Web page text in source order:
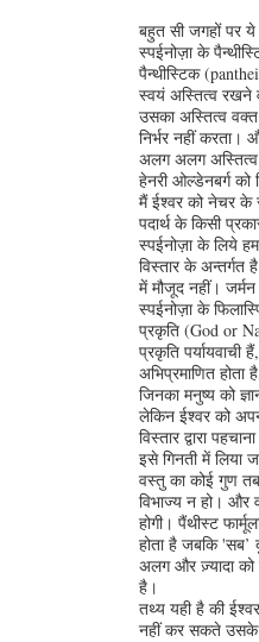
बहुत सी जगहों पर
स्पईनोज़ा के
पैन्थीस्टिक
स्वयं अस्तित्व रखने
उसका अस्तित्व
निर्भर नहीं करता।
अलग अलग अस्तित्व
हेनरी ओल्डेनबर्ग
मैं ईश्वर को नेचर के
पदार्थ के किसी
स्पईनोज़ा के लिये
विस्तार के अन्तर्गत
में मौजूद नहीं।
स्पईनोज़ा के
प्रकृति (God or
प्रकृति पर्यायवाची
अभिप्रमाणित
जिनका मनुष्य को
लेकिन ईश्वर को
विस्तार द्वारा
इसे गिनती में लिया
वस्तु का कोई गुण
विभाज्य न हो। और
होगी। पैंथीस्ट
होता है जबकि
अलग और ज़्यादा
है।
तथ्य यही है की
नहीं कर सकते उसके